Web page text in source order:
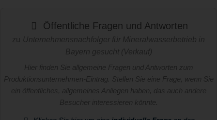
Öffentliche Fragen und Antworten
zu
Unternehmensnachfolger für Mineralwasserbetrieb in
Bayern gesucht (Verkauf)
Hier finden Sie allgemeine Fragen und Antworten zum
Produktionsunternehmen-Eintrag. Stellen Sie eine Frage, wenn Sie
ein öffentliches, allgemeines Anliegen haben, das auch andere
Besucher interessieren könnte.